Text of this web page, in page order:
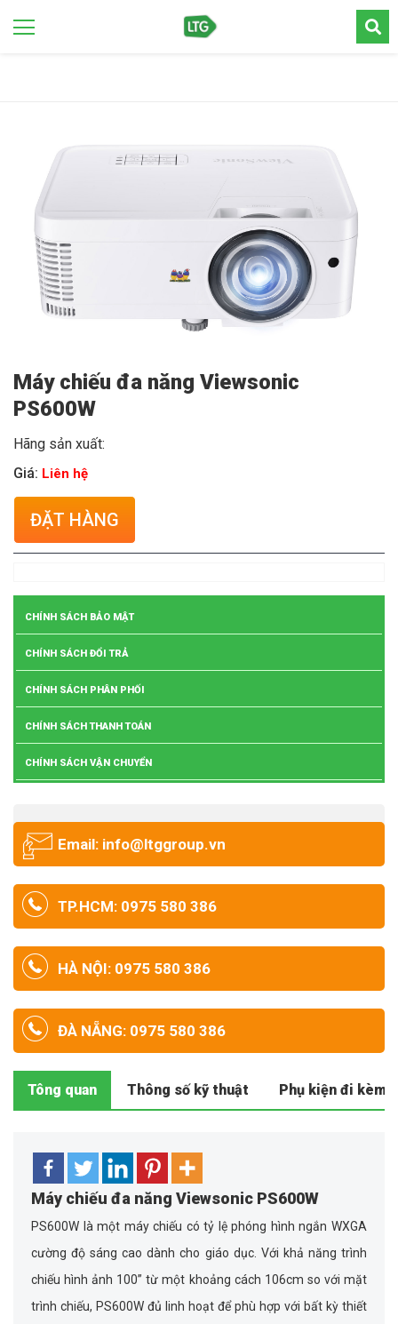
Máy chiếu đa năng Viewsonic
PS600W
Hãng sản xuất:
Giá: Liên hệ
ĐẶT HÀNG
CHÍNH SÁCH BẢO MẬT
CHÍNH SÁCH ĐỔI TRẢ
CHÍNH SÁCH PHÂN PHỐI
CHÍNH SÁCH THANH TOÁN
CHÍNH SÁCH VẬN CHUYỂN
Email: info@ltggroup.vn
TP.HCM: 0975 580 386
HÀ NỘI: 0975 580 386
ĐÀ NẴNG: 0975 580 386
Tông quan Thông số kỹ thuật Phụ kiện đi kèm
Máy chiếu đa năng Viewsonic PS600W
PS600W là một máy chiếu có tỷ lệ phóng hình ngắn WXGA
cường độ sáng cao dành cho giáo dục. Với khả năng trình
chiếu hình ảnh 100” từ một khoảng cách 106cm so với mặt
trình chiếu, PS600W đủ linh hoạt để phù hợp với bất kỳ thiết